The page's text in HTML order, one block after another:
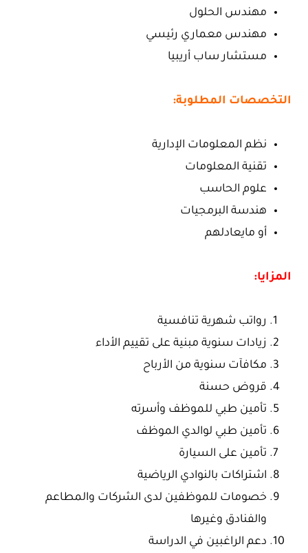
مهندس الحلول
مهندس معماري رئيسي
مستشار ساب أريبيا
التخصصات المطلوبة:
نظم المعلومات الإدارية
تقنية المعلومات
علوم الحاسب
هندسة البرمجيات
أو مايعادلهم
المزايا:
رواتب شهرية تنافسية
زيادات سنوية مبنية على تقييم الأداء
مكافآت سنوية من الأرباح
قروض حسنة
تأمين طبي للموظف وأسرته
تأمين طبي لوالدي الموظف
تأمين على السيارة
اشتراكات بالنوادي الرياضية
خصومات للموظفين لدى الشركات والمطاعم
والفنادق وغيرها
دعم الراغبين في الدراسة